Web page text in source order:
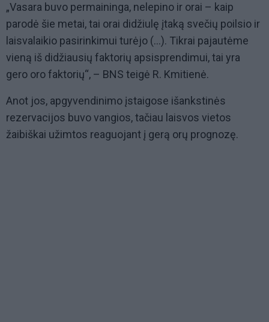
„Vasara buvo permaininga, nelepino ir orai – kaip
parodė šie metai, tai orai didžiulę įtaką svečių poilsio ir
laisvalaikio pasirinkimui turėjo (...). Tikrai pajautėme
vieną iš didžiausių faktorių apsisprendimui, tai yra
gero oro faktorių“, – BNS teigė R. Kmitienė.
Anot jos, apgyvendinimo įstaigose išankstinės
rezervacijos buvo vangios, tačiau laisvos vietos
žaibiškai užimtos reaguojant į gerą orų prognozę.